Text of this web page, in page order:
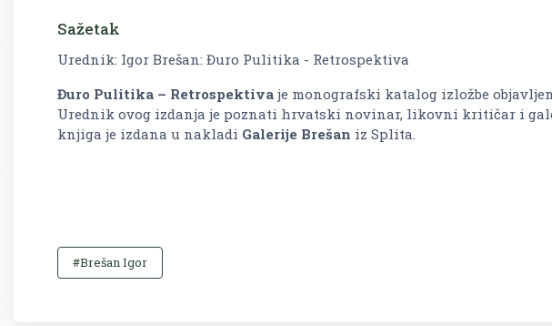
Sažetak
Urednik: Igor Brešan: Đuro Pulitika - Retrospektiva
Đuro Pulitika – Retrospektiva je monografski katalog izložbe objavljen
Urednik ovog izdanja je poznati hrvatski novinar, likovni kritičar i
knjiga je izdana u nakladi Galerije Brešan iz Splita.
#Brešan Igor